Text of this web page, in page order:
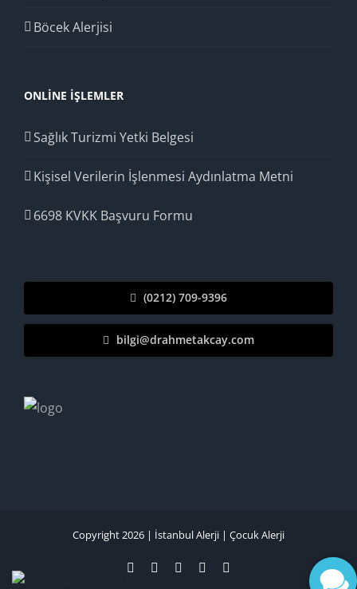
Böcek Alerjisi
ONLINE İŞLEMLER
Sağlık Turizmi Yetki Belgesi
Kişisel Verilerin İşlenmesi Aydınlatma Metni
6698 KVKK Başvuru Formu
(0212) 709-9396
bilgi@drahmetakcay.com
Copyright 2026 | İstanbul Alerji | Çocuk Alerji
FacebookInstagram
Tiktok YouTube